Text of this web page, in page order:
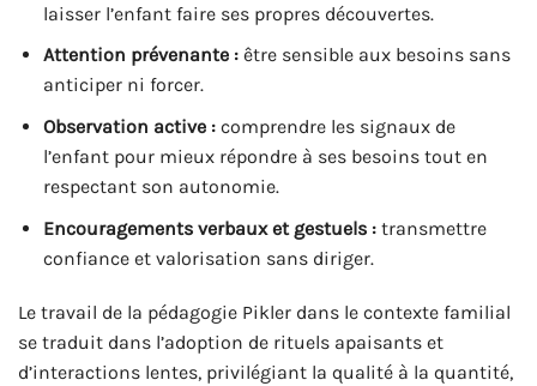
laisser l’enfant faire ses propres découvertes.
Attention prévenante :être sensible aux besoins sans
anticiper ni forcer.
Observation active :comprendre les signaux de
l’enfant pour mieux répondre à ses besoins tout en
respectant son autonomie.
Encouragements verbaux et gestuels :transmettre
confiance et valorisation sans diriger.
Le travail de la pédagogie Pikler dans le contexte familial
se traduit dans l’adoption de rituels apaisants et
d’interactions lentes, privilégiant la qualité à la quantité,